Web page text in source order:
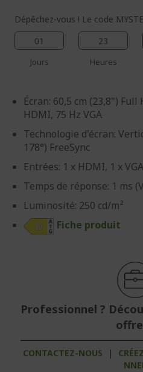
Dépêchez-vous ! Le code
01
Jours
23
Heures
Écran: 60,5 cm (23,8") Full
HDMI, 75 Hz VGA
Technologie d'écran:
178°) FreeSync
Entrées: 1 x HDMI, 1 x VGA
Temps de réponse: 1 ms
Luminosité: 250 cd/m²
Fiche produit
Professionnel ?
CONTACTEZ-NOUS |